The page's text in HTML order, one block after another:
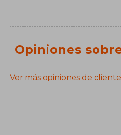
Opiniones
Ver más opiniones de